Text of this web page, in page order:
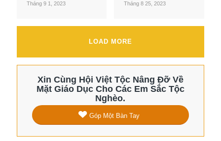
Tháng 9 1, 2023 Tháng 8 25, 2023
LOAD MORE
Xin Cùng Hội Việt Tộc Nâng Đỡ Về
Mặt Giáo Dục Cho Các Em Sắc Tộc
Nghèo.
Góp Một Bàn Tay